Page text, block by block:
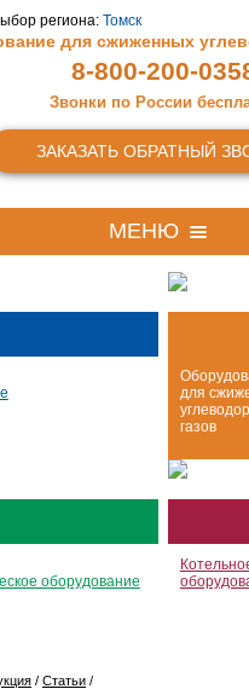
региона: Томск
для сжиженных
8-800-200-
Звонки по России
ЗАКАЗАТЬ ОБРАТНЫЙ
МЕНЮ
для
газов
оборудование
/ Статьи /